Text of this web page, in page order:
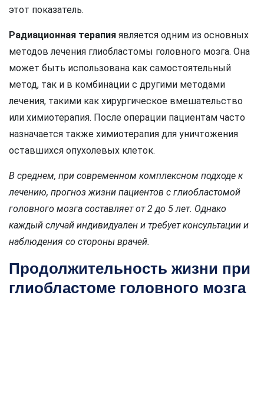
этот показатель.
Радиационная терапия является одним из основных
методов лечения глиобластомы головного мозга. Она
может быть использована как самостоятельный
метод, так и в комбинации с другими методами
лечения, такими как хирургическое вмешательство
или химиотерапия. После операции пациентам часто
назначается также химиотерапия для уничтожения
оставшихся опухолевых клеток.
В среднем, при современном комплексном подходе к
лечению, прогноз жизни пациентов с глиобластомой
головного мозга составляет от 2 до 5 лет. Однако
каждый случай индивидуален и требует консультации и
наблюдения со стороны врачей.
Продолжительность жизни при
глиобластоме головного мозга